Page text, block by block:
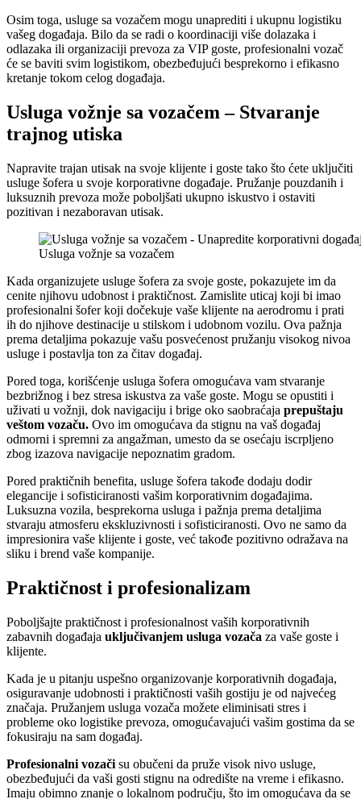
Osim toga, usluge sa vozačem mogu unaprediti i ukupnu logistiku
vašeg događaja. Bilo da se radi o koordinaciji više dolazaka i
odlazaka ili organizaciji prevoza za VIP goste, profesionalni vozač
će se baviti svim logistikom, obezbeđujući besprekorno i efikasno
kretanje tokom celog događaja.
Usluga vožnje sa vozačem – Stvaranje
trajnog utiska
Napravite trajan utisak na svoje klijente i goste tako što ćete uključiti
usluge šofera u svoje korporativne događaje. Pružanje pouzdanih i
luksuznih prevoza može poboljšati ukupno iskustvo i ostaviti
pozitivan i nezaboravan utisak.
Usluga vožnje sa vozačem
Kada organizujete usluge šofera za svoje goste, pokazujete im da
cenite njihovu udobnost i praktičnost. Zamislite uticaj koji bi imao
profesionalni šofer koji dočekuje vaše klijente na aerodromu i prati
ih do njihove destinacije u stilskom i udobnom vozilu. Ova pažnja
prema detaljima pokazuje vašu posvećenost pružanju visokog nivoa
usluge i postavlja ton za čitav događaj.
Pored toga, korišćenje usluga šofera omogućava vam stvaranje
bezbrižnog i bez stresa iskustva za vaše goste. Mogu se opustiti i
uživati ​​u vožnji, dok navigaciju i brige oko saobraćaja prepuštaju
veštom vozaču. Ovo im omogućava da stignu na vaš događaj
odmorni i spremni za angažman, umesto da se osećaju iscrpljeno
zbog izazova navigacije nepoznatim gradom.
Pored praktičnih benefita, usluge šofera takođe dodaju dodir
elegancije i sofisticiranosti vašim korporativnim događajima.
Luksuzna vozila, besprekorna usluga i pažnja prema detaljima
stvaraju atmosferu ekskluzivnosti i sofisticiranosti. Ovo ne samo da
impresionira vaše klijente i goste, već takođe pozitivno odražava na
sliku i brend vaše kompanije.
Praktičnost i profesionalizam
Poboljšajte praktičnost i profesionalnost vaših korporativnih
zabavnih događaja uključivanjem usluga vozača za vaše goste i
klijente.
Kada je u pitanju uspešno organizovanje korporativnih događaja,
osiguravanje udobnosti i praktičnosti vaših gostiju je od najvećeg
značaja. Pružanjem usluga vozača možete eliminisati stres i
probleme oko logistike prevoza, omogućavajući vašim gostima da se
fokusiraju na sam događaj.
Profesionalni vozači su obučeni da pruže visok nivo usluge,
obezbeđujući da vaši gosti stignu na odredište na vreme i efikasno.
Imaju obimno znanje o lokalnom području, što im omogućava da se